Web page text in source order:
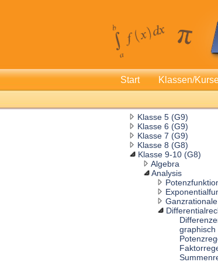
Start Klassen/
Klasse 5 (G9)
Klasse 6 (G9)
Klasse 7 (G9)
Klasse 8 (G8)
Klasse 9-10 (G8)
Algebra
Analysis
graphisch